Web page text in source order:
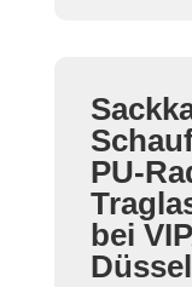
PU-
bei